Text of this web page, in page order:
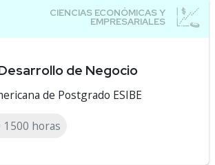
de Negocio
de Postgrado ESIBE
1500 horas